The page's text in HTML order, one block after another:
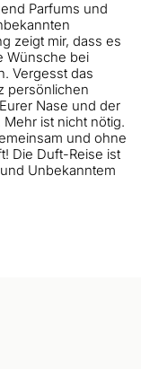
Parfums und
zeigt mir, dass es
Wünsche bei
Vergesst das
persönlichen
Nase und der
ist nicht nötig.
und ohne
Die Duft-Reise ist
Unbekanntem